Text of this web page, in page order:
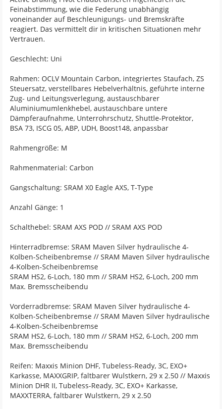
Feinabstimmung, wie die Federung unabhängig
voneinander auf Beschleunigungs- und Bremskräfte
reagiert. Das vermittelt dir in kritischen Situationen mehr
Vertrauen.
Geschlecht: Uni
Rahmen: OCLV Mountain Carbon, integriertes Staufach, ZS
Steuersatz, verstellbares Hebelverhältnis, geführte interne
Zug- und Leitungsverlegung, austauschbarer
Aluminiumumlenkhebel, austauschbare untere
Dämpferaufnahme, Unterrohrschutz, Shuttle-Protektor,
BSA 73, ISCG 05, ABP, UDH, Boost148, anpassbar
Rahmengröße: M
Rahmenmaterial: Carbon
Gangschaltung: SRAM X0 Eagle AXS, T-Type
Anzahl Gänge: 1
Schalthebel: SRAM AXS POD // SRAM AXS POD
Hinterradbremse: SRAM Maven Silver hydraulische 4-
Kolben-Scheibenbremse // SRAM Maven Silver hydraulische
4-Kolben-Scheibenbremse
SRAM HS2, 6-Loch, 180 mm // SRAM HS2, 6-Loch, 200 mm
Max. Bremsscheibendu
Vorderradbremse: SRAM Maven Silver hydraulische 4-
Kolben-Scheibenbremse // SRAM Maven Silver hydraulische
4-Kolben-Scheibenbremse
SRAM HS2, 6-Loch, 180 mm // SRAM HS2, 6-Loch, 200 mm
Max. Bremsscheibendu
Reifen: Maxxis Minion DHF, Tubeless-Ready, 3C, EXO+
Karkasse, MAXXGRIP, faltbarer Wulstkern, 29 x 2.50 // Maxxis
Minion DHR II, Tubeless-Ready, 3C, EXO+ Karkasse,
MAXXTERRA, faltbarer Wulstkern, 29 x 2.50